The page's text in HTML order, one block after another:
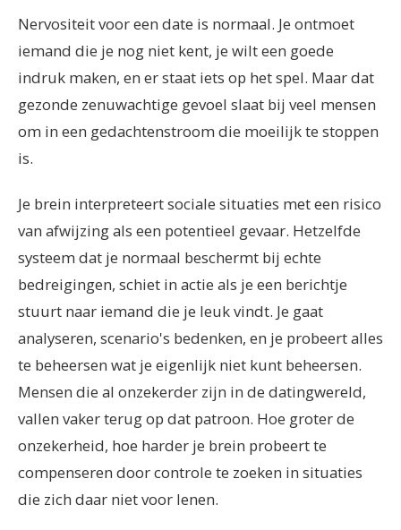
Nervositeit voor een date is normaal. Je ontmoet
iemand die je nog niet kent, je wilt een goede
indruk maken, en er staat iets op het spel. Maar dat
gezonde zenuwachtige gevoel slaat bij veel mensen
om in een gedachtenstroom die moeilijk te stoppen
is.
Je brein interpreteert sociale situaties met een risico
van afwijzing als een potentieel gevaar. Hetzelfde
systeem dat je normaal beschermt bij echte
bedreigingen, schiet in actie als je een berichtje
stuurt naar iemand die je leuk vindt. Je gaat
analyseren, scenario's bedenken, en je probeert alles
te beheersen wat je eigenlijk niet kunt beheersen.
Mensen die al onzekerder zijn in de datingwereld,
vallen vaker terug op dat patroon. Hoe groter de
onzekerheid, hoe harder je brein probeert te
compenseren door controle te zoeken in situaties
die zich daar niet voor lenen.